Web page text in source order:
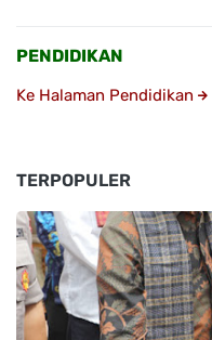
PENDIDIKAN
Ke Halaman Pendidikan
TERPOPULER